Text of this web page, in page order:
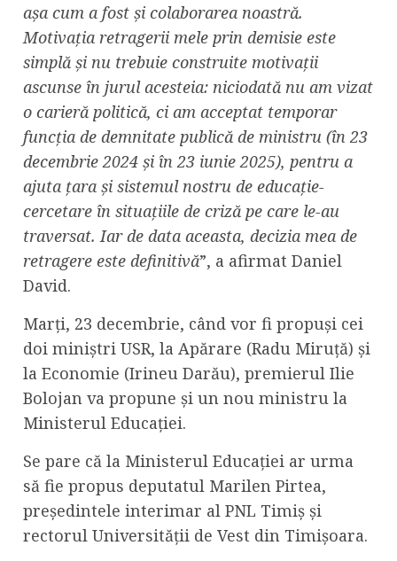
așa cum a fost și colaborarea noastră.
Motivația retragerii mele prin demisie este
simplă și nu trebuie construite motivații
ascunse în jurul acesteia: niciodată nu am vizat
o carieră politică, ci am acceptat temporar
funcția de demnitate publică de ministru (în 23
decembrie 2024 și în 23 iunie 2025), pentru a
ajuta țara și sistemul nostru de educație-
cercetare în situațiile de criză pe care le-au
traversat. Iar de data aceasta, decizia mea de
retragere este definitivă”, a afirmat Daniel
David.
Marți, 23 decembrie, când vor fi propuși cei
doi miniștri USR, la Apărare (Radu Miruță) și
la Economie (Irineu Darău), premierul Ilie
Bolojan va propune și un nou ministru la
Ministerul Educației.
Se pare că la Ministerul Educației ar urma
să fie propus deputatul Marilen Pirtea,
președintele interimar al PNL Timiș și
rectorul Universității de Vest din Timișoara.